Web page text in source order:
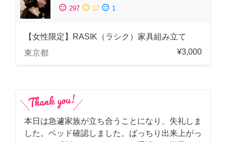
sentiment_satisfied 297 sentiment_neutral 17 sentiment_dissatisfied 1
【女性限定】RASIK（ラシク）家具組み立て
東京都
¥3,000
本日は急遽家族が立ち合うことになり、失礼しま
した。ベッド確認しました。ばっちり出来上がっ